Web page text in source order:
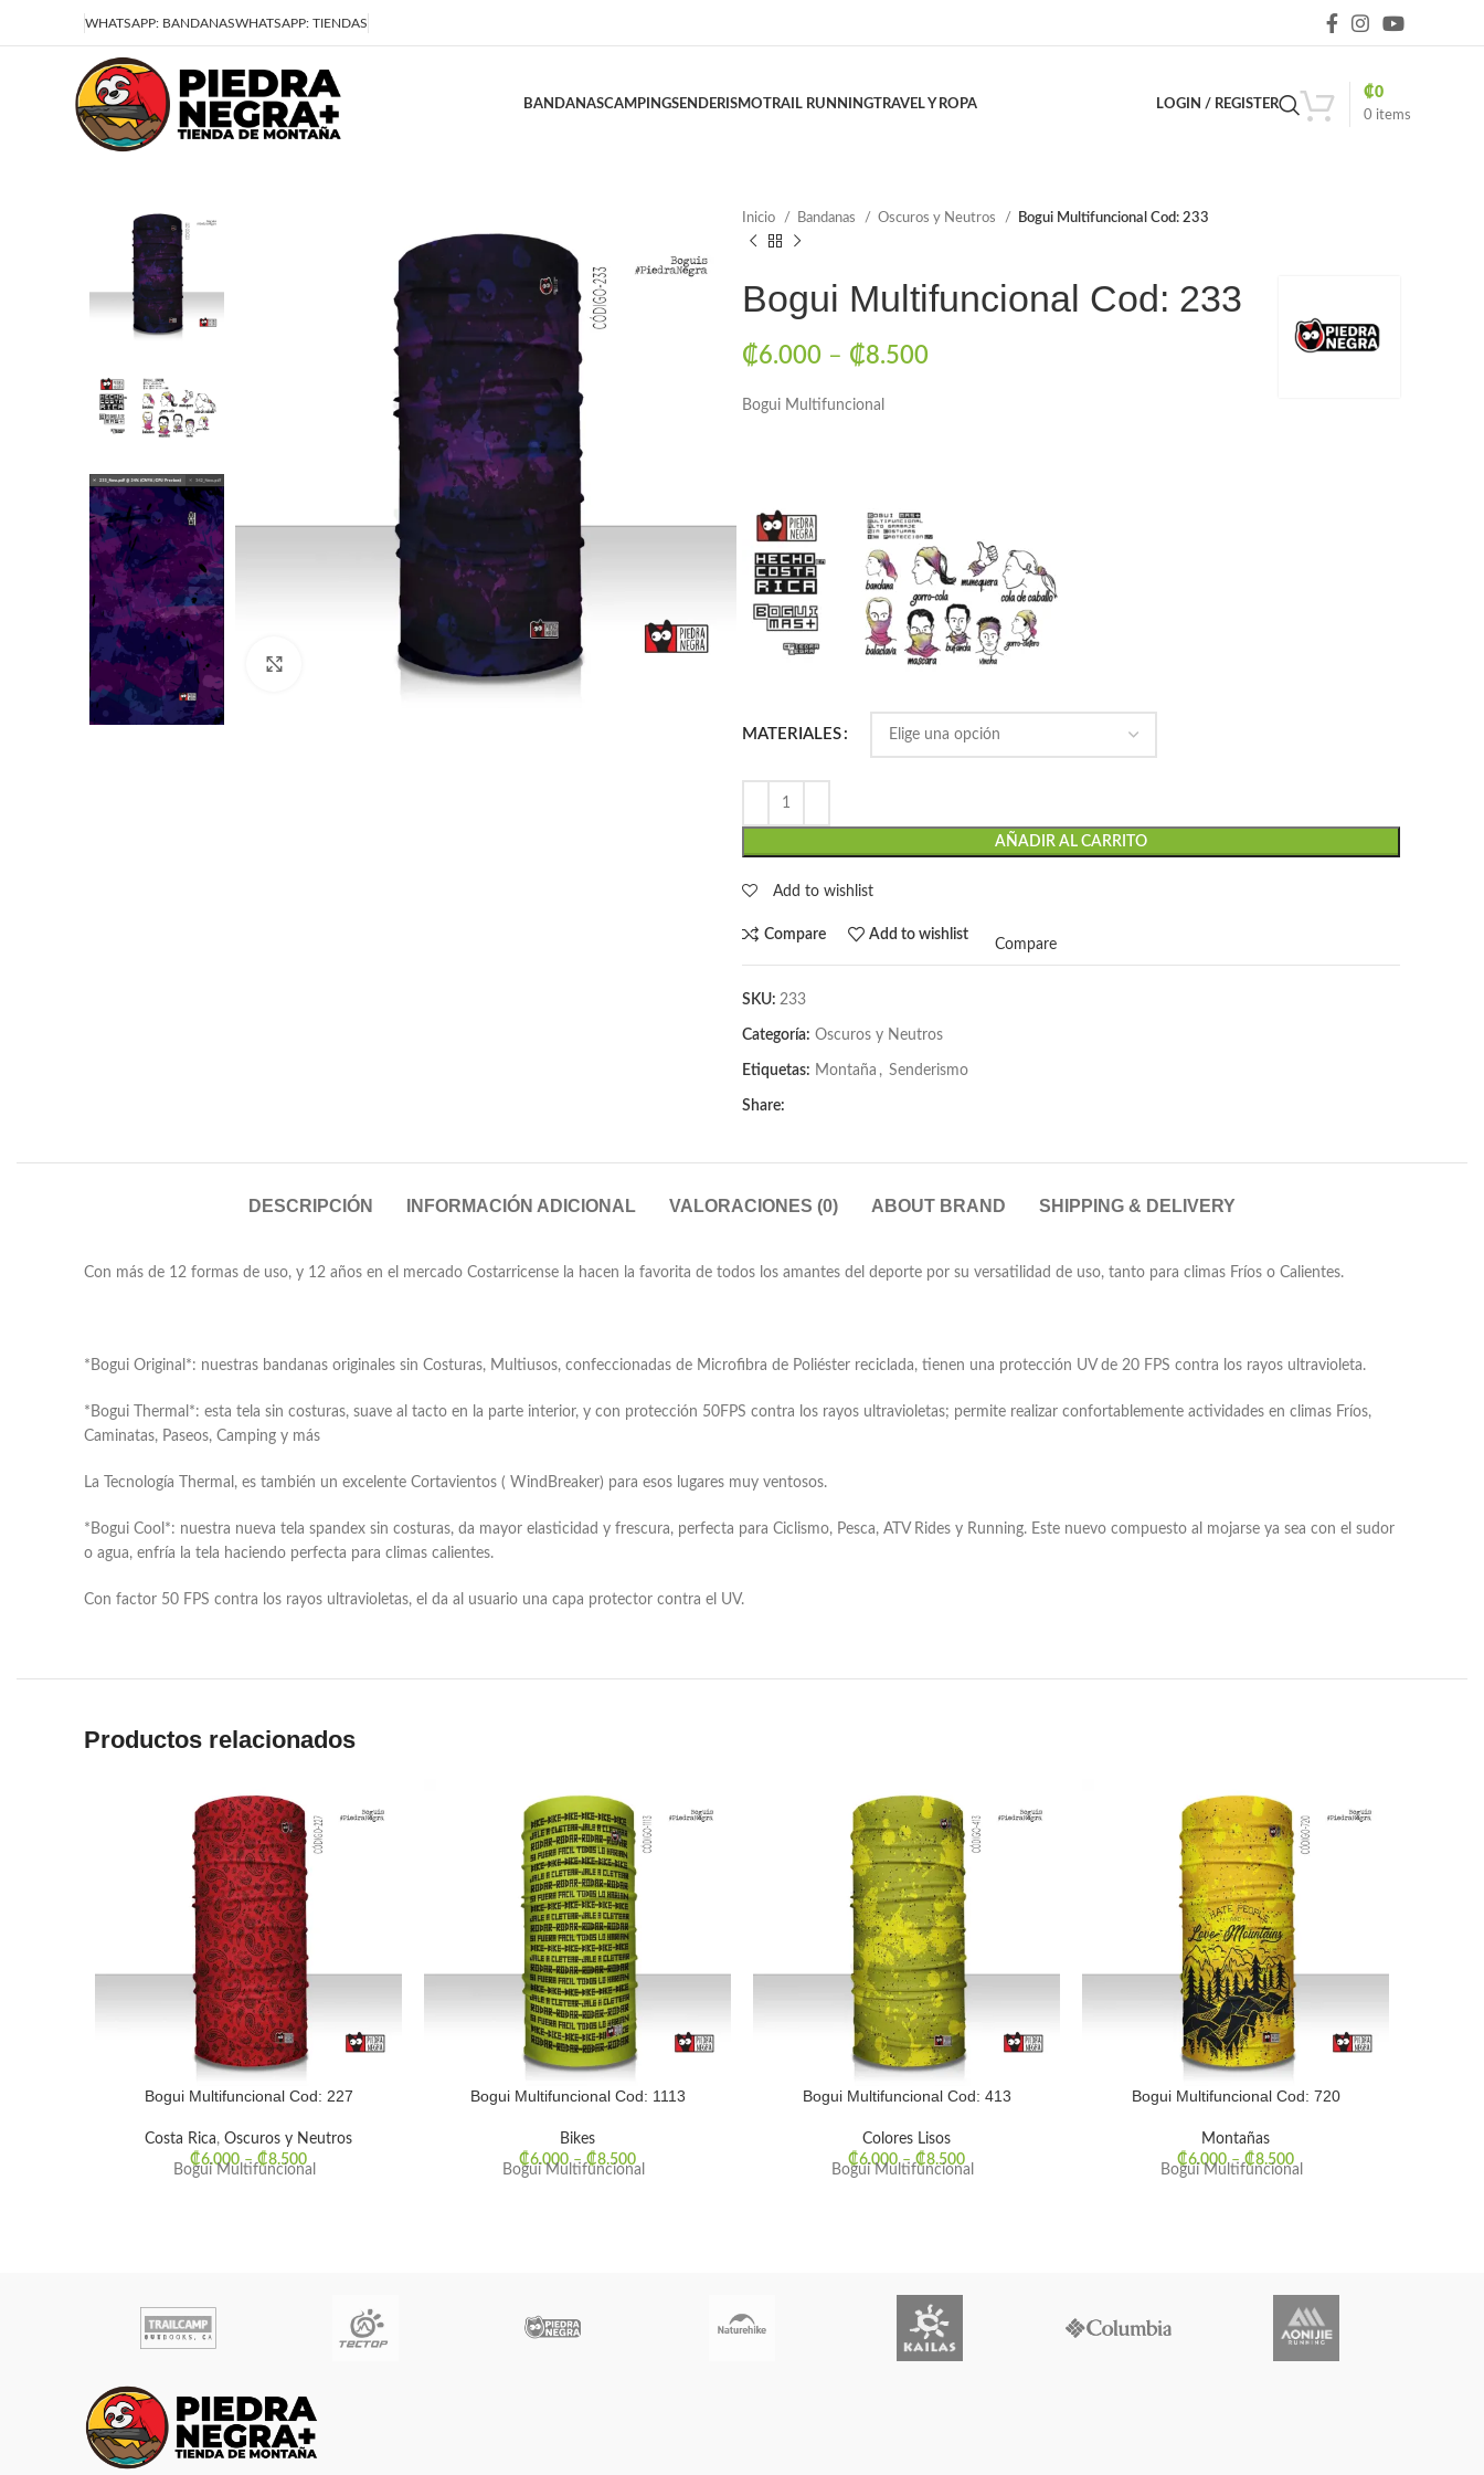
WHATSAPP: BANDANASWHATSAPP: TIENDAS
BANDANASCAMPINGSENDERISMOTRAIL RUNNINGTRAVEL Y ROPA LOGIN / REGISTER
0 items
₡0
Click to enlarge
Inicio Bandanas Oscuros y Neutros Bogui Multifuncional Cod: 233
Bogui Multifuncional Cod: 233
₡6.000 – ₡8.500
Bogui Multifuncional
MATERIALES
AÑADIR AL CARRITO
Add to wishlist
Compare Add to wishlist
Compare
SKU: 233
Categoría: Oscuros y Neutros
Etiquetas: Montaña , Senderismo
Share:
DESCRIPCIÓN INFORMACIÓN ADICIONAL VALORACIONES (0) ABOUT BRAND SHIPPING & DELIVERY
Con más de 12 formas de uso, y 12 años en el mercado Costarricense la hacen la favorita de todos los amantes del deporte por su versatilidad de uso, tanto para climas Fríos o Calientes.
*Bogui Original*: nuestras bandanas originales sin Costuras, Multiusos, confeccionadas de Microfibra de Poliéster reciclada, tienen una protección UV de 20 FPS contra los rayos ultravioleta.
*Bogui Thermal*: esta tela sin costuras, suave al tacto en la parte interior, y con protección 50FPS contra los rayos ultravioletas; permite realizar confortablemente actividades en climas Fríos,
Caminatas, Paseos, Camping y más
La Tecnología Thermal, es también un excelente Cortavientos ( WindBreaker) para esos lugares muy ventosos.
*Bogui Cool*: nuestra nueva tela spandex sin costuras, da mayor elasticidad y frescura, perfecta para Ciclismo, Pesca, ATV Rides y Running. Este nuevo compuesto al mojarse ya sea con el sudor
o agua, enfría la tela haciendo perfecta para climas calientes.
Con factor 50 FPS contra los rayos ultravioletas, el da al usuario una capa protector contra el UV.
Productos relacionados
Bogui Multifuncional Cod: 227
Costa Rica, Oscuros y Neutros
₡6.000–₡8.500
Bogui Multifuncional
Bogui Multifuncional Cod: 1113
Bikes
₡6.000–₡8.500
Bogui Multifuncional
Bogui Multifuncional Cod: 413
Colores Lisos
₡6.000–₡8.500
Bogui Multifuncional
Bogui Multifuncional Cod: 720
Montañas
₡6.000–₡8.500
Bogui Multifuncional
Deja que la montaña sea parte de tu vida